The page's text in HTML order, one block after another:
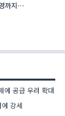
까지…
에 공급 우려 확대
강세